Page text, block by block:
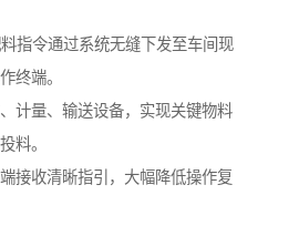
指令通过系统无缝下发至车间现
终端。
计量、输送设备，实现关键物料
料。
接收清晰指引，大幅降低操作复